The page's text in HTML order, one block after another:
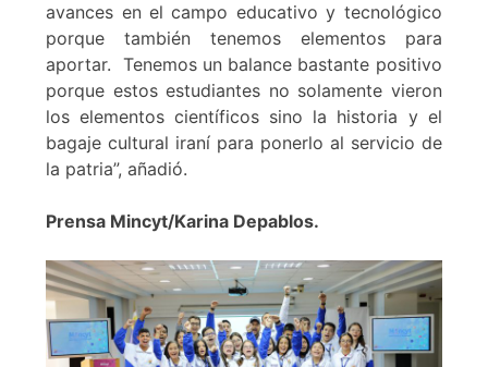
avances en el campo educativo y tecnológico
porque también tenemos elementos para
aportar. Tenemos un balance bastante positivo
porque estos estudiantes no solamente vieron
los elementos científicos sino la historia y el
bagaje cultural iraní para ponerlo al servicio de
la patria”, añadió.
Prensa Mincyt/Karina Depablos.